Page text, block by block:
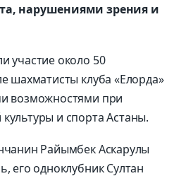
нарушениями зрения и
участие около 50
шахматисты клуба «Елорда»
возможностями при
и спорта Астаны.
Райымбек Аскарулы
его одноклубник Султан